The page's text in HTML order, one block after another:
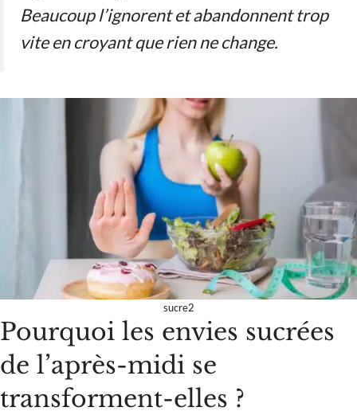
Beaucoup l’ignorent et abandonnent trop
vite en croyant que rien ne change.
sucre2
Pourquoi les envies sucrées
de l’après-midi se
transforment-elles ?